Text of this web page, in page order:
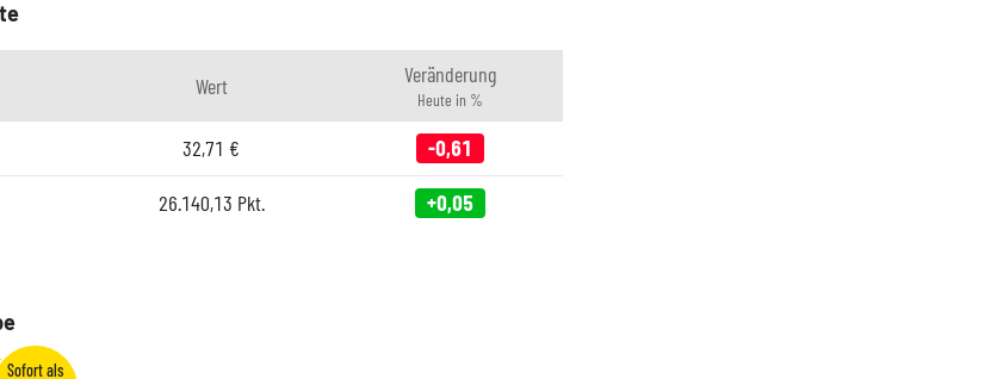
Wert Veränderung
Heute in %
32,71 € -0,61
26.140,13 Pkt. +0,05